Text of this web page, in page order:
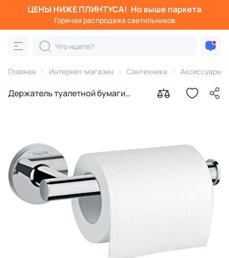
ЦЕНЫ НИЖЕ ПЛИНТУСА! Но выше паркета
Горячая распродажа светильников
Главная Интернет-магазин Сантехника Аксессуары
Держатель туалетной бумаги